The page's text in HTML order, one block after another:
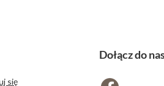
się
Dołącz do